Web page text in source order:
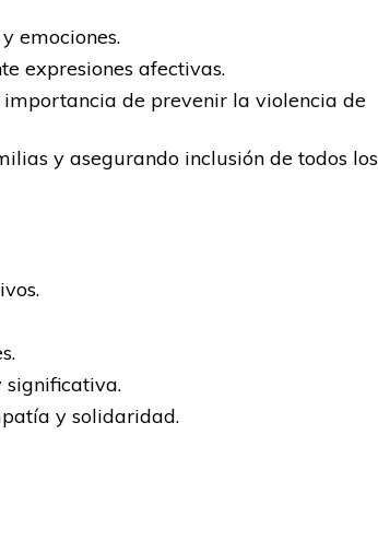
emociones.
expresiones afectivas.
de prevenir la violencia de
y asegurando inclusión de todos los
significativa.
y solidaridad.